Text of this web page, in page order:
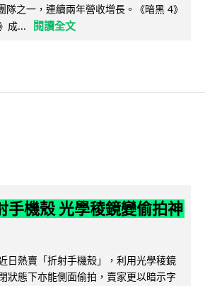
隊之一，連續兩年營收增長。《暗黑 4》
成...
閱讀全文
手機殼 光學稜鏡變偷拍神
日熱賣「折射手機殼」，利用光學稜鏡
狀態下亦能側面偷拍，賣家更以暗示字